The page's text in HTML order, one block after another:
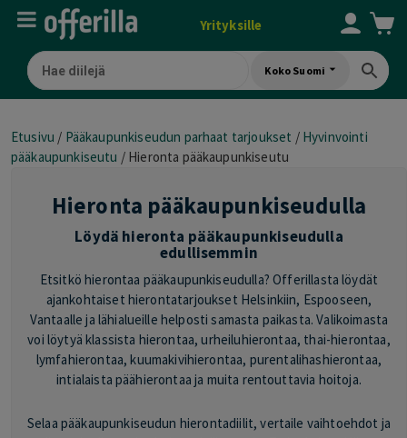
Yrityksille
Koko Suomi
Etusivu / Pääkaupunkiseudun parhaat tarjoukset / Hyvinvointi
pääkaupunkiseutu /Hieronta pääkaupunkiseutu
Hieronta pääkaupunkiseudulla
Löydä hieronta pääkaupunkiseudulla
edullisemmin
Etsitkö hierontaa pääkaupunkiseudulla? Offerillasta löydät
ajankohtaiset hierontatarjoukset Helsinkiin, Espooseen,
Vantaalle ja lähialueille helposti samasta paikasta. Valikoimasta
voi löytyä klassista hierontaa, urheiluhierontaa, thai-hierontaa,
lymfahierontaa, kuumakivihierontaa, purentalihashierontaa,
intialaista päähierontaa ja muita rentouttavia hoitoja.
Selaa pääkaupunkiseudun hierontadiilit, vertaile vaihtoehdot ja